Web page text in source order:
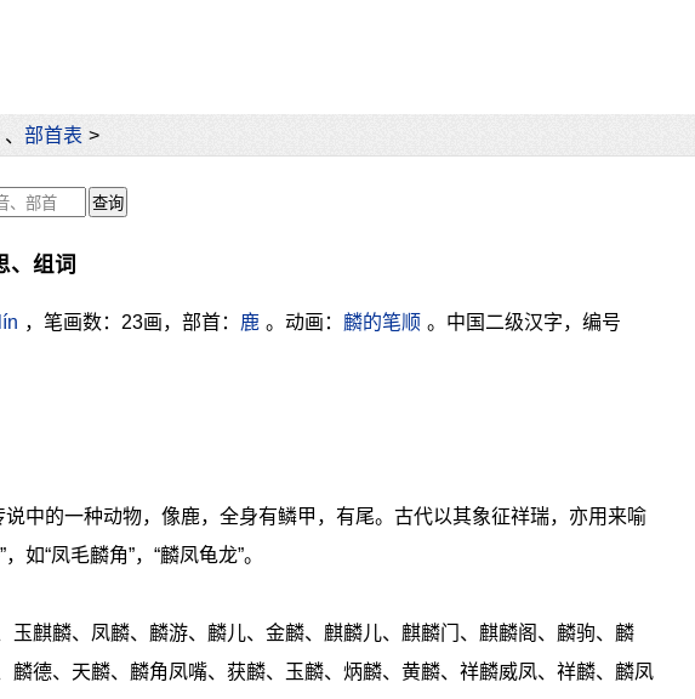
、 部首表 >
、组词
lín ，笔画数：23画，部首： 鹿 。动画： 麟的笔顺 。中国二级汉字，编号
说中的一种动物，像鹿，全身有鳞甲，有尾。古代以其象征祥瑞，亦用来喻
如“凤毛麟角”，“麟凤龟龙”。
玉麒麟、凤麟、麟游、麟儿、金麟、麒麟儿、麒麟门、麒麟阁、麟驹、麟
麟德、天麟、麟角凤嘴、获麟、玉麟、炳麟、黄麟、祥麟威凤、祥麟、麟凤